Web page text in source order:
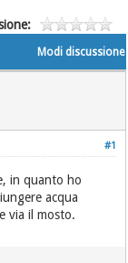
Modi discussione
#1
in quanto ho
acqua
via il mosto.